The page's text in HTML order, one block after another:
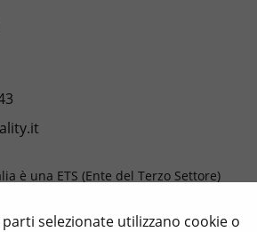
è una ETS (Ente del Terzo Settore)
il codice fiscale 976 81 66 05 81.
selezionate utilizzano cookie o